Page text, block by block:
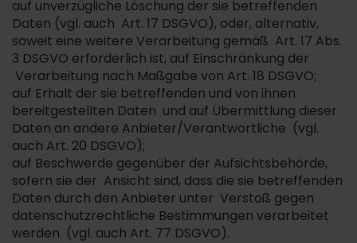
auf unverzügliche Löschung der sie betreffenden
Daten (vgl. auch Art. 17 DSGVO), oder, alternativ,
soweit eine weitere Verarbeitung gemäß Art. 17 Abs.
3 DSGVO erforderlich ist, auf Einschränkung der
Verarbeitung nach Maßgabe von Art. 18 DSGVO;
auf Erhalt der sie betreffenden und von ihnen
bereitgestellten Daten und auf Übermittlung dieser
Daten an andere Anbieter/Verantwortliche (vgl.
auch Art. 20 DSGVO);
auf Beschwerde gegenüber der Aufsichtsbehörde,
sofern sie der Ansicht sind, dass die sie betreffenden
Daten durch den Anbieter unter Verstoß gegen
datenschutzrechtliche Bestimmungen verarbeitet
werden (vgl. auch Art. 77 DSGVO).